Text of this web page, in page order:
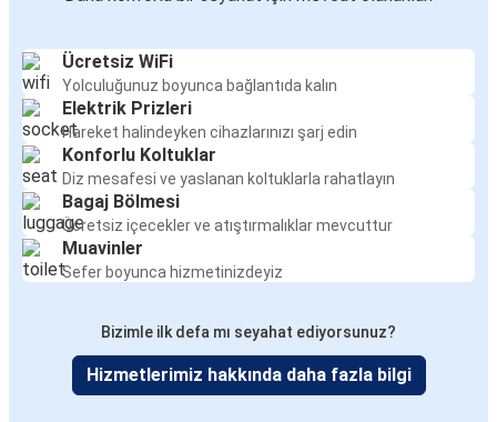
Ücretsiz WiFi
Yolculuğunuz boyunca bağlantıda kalın
Elektrik Prizleri
Hareket halindeyken cihazlarınızı şarj edin
Konforlu Koltuklar
Diz mesafesi ve yaslanan koltuklarla rahatlayın
Bagaj Bölmesi
Ücretsiz içecekler ve atıştırmalıklar mevcuttur
Muavinler
Sefer boyunca hizmetinizdeyiz
Bizimle ilk defa mı seyahat ediyorsunuz?
Hizmetlerimiz hakkında daha fazla bilgi